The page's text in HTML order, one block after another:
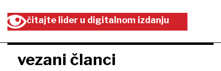
čitajte lider u digitalnom izdanju
vezani članci